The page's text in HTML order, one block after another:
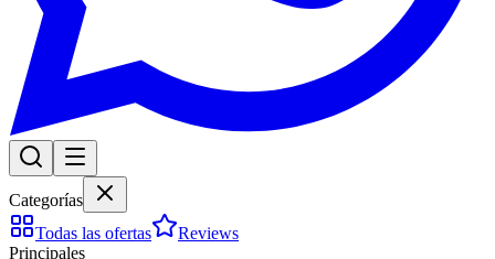
Categorías
Todas las ofertas
Reviews
Principales